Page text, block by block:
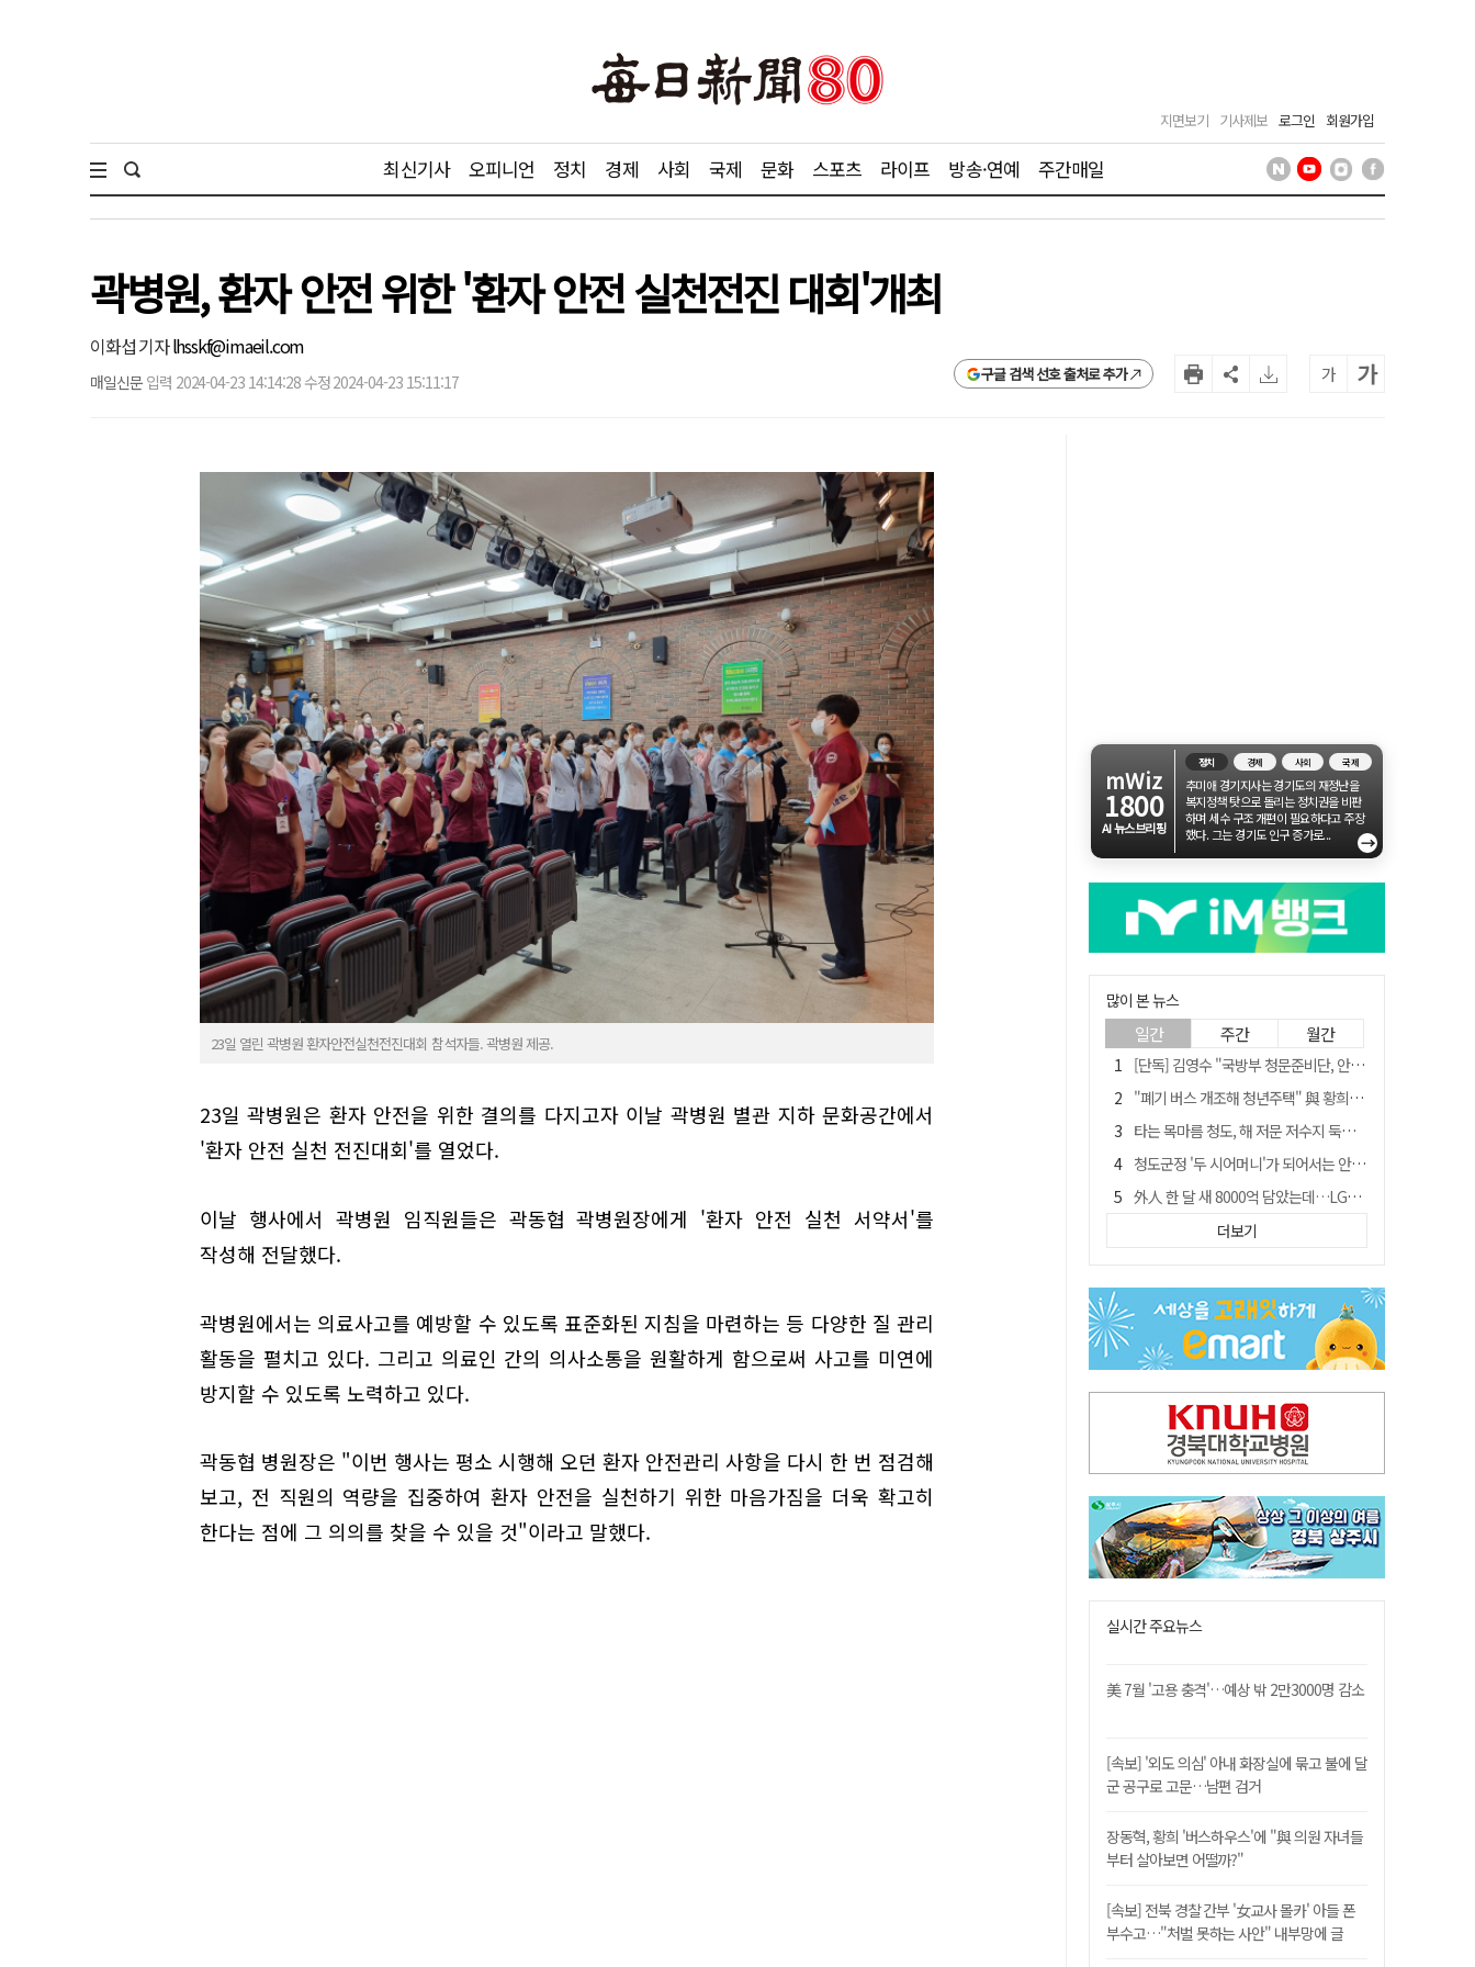
지면보기 기사제보 로그인 회원가입
최신기사 오피니언 정치 경제 사회 국제 문화 스포츠 라이프 방송·연예 주간매일
곽병원, 환자 안전 위한 '환자 안전 실천전진 대회'개최
이화섭 기자lhsskf@imaeil.com
매일신문 입력 2024-04-23 14:14:28 수정 2024-04-23 15:11:17 구글 검색 선호 출처로 추가 가 가
23일 열린 곽병원 환자안전실천전진대회 참석자들. 곽병원 제공.
23일 곽병원은 환자 안전을 위한 결의를 다지고자 이날 곽병원 별관 지하 문화공간에서
'환자 안전 실천 전진대회'를 열었다.
이날 행사에서 곽병원 임직원들은 곽동협 곽병원장에게 '환자 안전 실천 서약서'를
작성해 전달했다.
곽병원에서는 의료사고를 예방할 수 있도록 표준화된 지침을 마련하는 등 다양한 질 관리
활동을 펼치고 있다. 그리고 의료인 간의 의사소통을 원활하게 함으로써 사고를 미연에
방지할 수 있도록 노력하고 있다.
곽동협 병원장은 "이번 행사는 평소 시행해 오던 환자 안전관리 사항을 다시 한 번 점검해
보고, 전 직원의 역량을 집중하여 환자 안전을 실천하기 위한 마음가짐을 더욱 확고히
한다는 점에 그 의의를 찾을 수 있을 것"이라고 말했다.
mWiz
1800
AI 뉴스브리핑
정치 경제 사회 국제
추미애 경기지사는 경기도의 재정난을
복지정책 탓으로 돌리는 정치권을 비판
하며 세수 구조 개편이 필요하다고 주장
했다. 그는 경기도 인구 증가로...
→
많이 본 뉴스
일간 주간 월간
[단독] 김영수 "국방부 청문준비단, 안규백 탈영 알고있었다"
"폐기 버스 개조해 청년주택" 與 황희…'딸 학비는 年 4200만원'
타는 목마름 청도, 해 저문 저수지 둑에 군수가 서 있었다
청도군정 '두 시어머니'가 되어서는 안된다
外人 한 달 새 8000억 담았는데…LG이노텍 목표주가는 왜 엇갈릴까
임시휴업 들어갔던 홈플러스 영주점, 7일 영업 재개…지하 1층만 운영
SK하이닉스, 주당 375원 분기 배당 공시…"3분기 중 주주환원 방안 확정"
이의준 전 경북도 새마을봉사과장, 제28대 울릉군 부군수 취임
"상법개정해도 주주가 '봉'"…하이닉스 솔리다임 상장설에 술렁[개미와글와글]
더보기
실시간 주요뉴스
美 7월 '고용 충격'…예상 밖 2만3000명 감소
[속보] '외도 의심' 아내 화장실에 묶고 불에 달
군 공구로 고문…남편 검거
장동혁, 황희 '버스하우스'에 "與 의원 자녀들
부터 살아보면 어떨까?"
[속보] 전북 경찰 간부 '女교사 몰카' 아들 폰
부수고…"처벌 못하는 사안" 내부망에 글